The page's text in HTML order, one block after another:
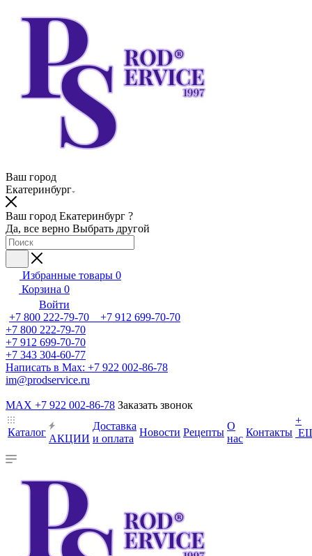
Ваш город
Екатеринбург
Ваш город Екатеринбург ?
Да, все верно Выбрать другой
Избранные товары 0
Корзина 0
Войти
+7 800 222-79-70 +7 912 699-70-70
+7 800 222-79-70
+7 912 699-70-70
+7 343 304-60-77
Написать в Max: +7 922 002-86-78
im@prodservice.ru
MAX +7 922 002-86-78 Заказать звонок
Каталог
АКЦИИ
Доставка
и оплата
Новости Рецепты
О
нас
Контакты
+